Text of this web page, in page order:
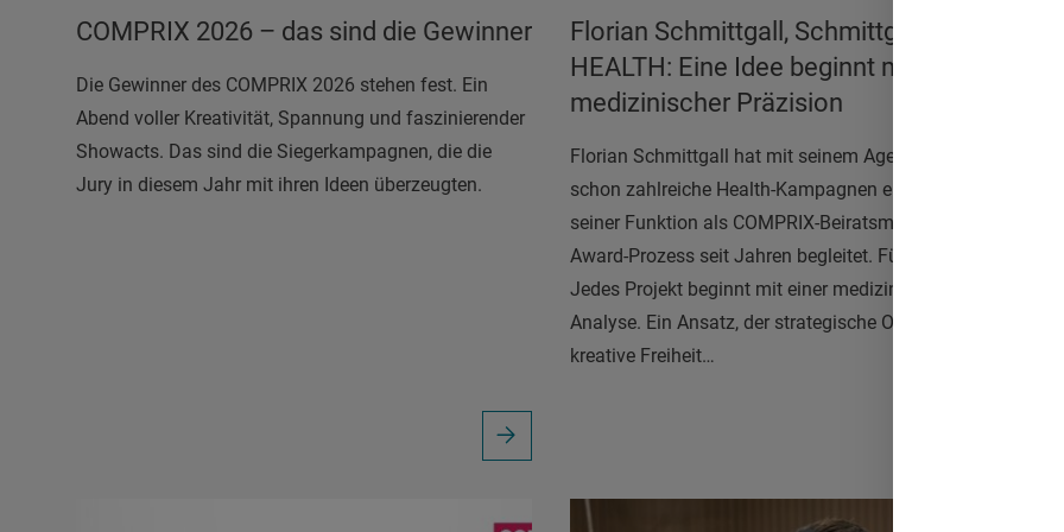
COMPRIX 2026 – das sind die Gewinner
Die Gewinner des COMPRIX 2026 stehen fest. Ein
Abend voller Kreativität, Spannung und faszinierender
Showacts. Das sind die Siegerkampagnen, die die
Jury in diesem Jahr mit ihren Ideen überzeugten.
Florian Schmittgall, Schmittgall
HEALTH: Eine Idee beginnt mit
medizinischer Präzision
Florian Schmittgall hat mit seinem Agenturteam
schon zahlreiche Health-Kampagnen erstellt und in
seiner Funktion als COMPRIX-Beiratsmitglied den
Award-Prozess seit Jahren begleitet. Für ihn ist klar:
Jedes Projekt beginnt mit einer medizinischen
Analyse. Ein Ansatz, der strategische Orientierung und
kreative Freiheit…